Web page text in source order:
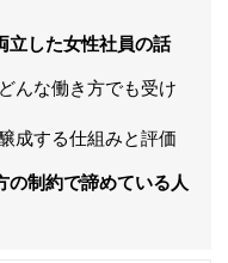
立した女性社員の話
んな働き方でも受け
成する仕組みと評価
の制約で諦めている人